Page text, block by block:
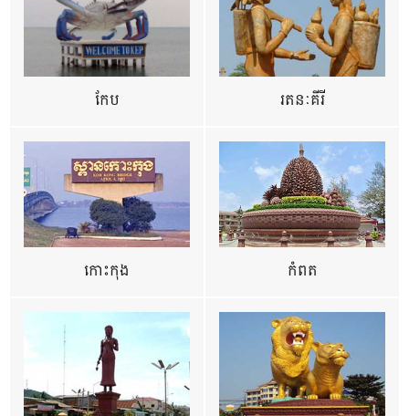
កែប រតនៈគីរី
កោះកុង កំពត